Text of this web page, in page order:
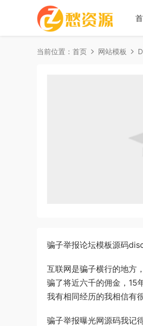
当前位置： 首页 网站模板
骗子举报论坛模板源码
互联网是骗子横行的地方
骗了将近六千的佣金，15
我有相同经历的我相信有很
骗子举报曝光网源码我记